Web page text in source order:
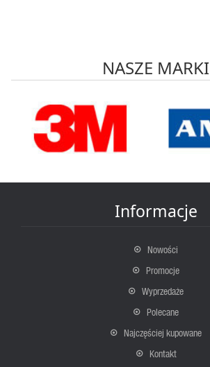
NASZE MARKI
Informacje
Nowości
Promocje
Wyprzedaże
Polecane
Najczęściej kupowane
Kontakt